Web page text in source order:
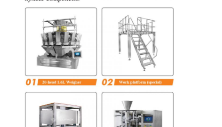
POLÍTICA
PRIVACIDAD